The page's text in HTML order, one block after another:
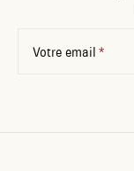
Votre email